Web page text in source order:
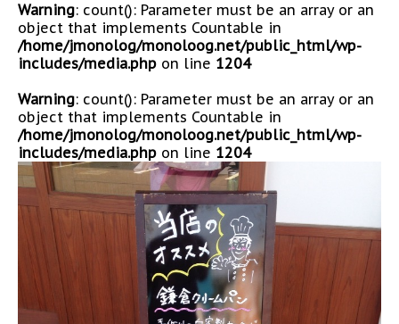
Warning: count(): Parameter must be an array or an
object that implements Countable in
/home/jmonolog/monoloog.net/public_html/wp-
includes/media.php on line 1204
Warning: count(): Parameter must be an array or an
object that implements Countable in
/home/jmonolog/monoloog.net/public_html/wp-
includes/media.php on line 1204